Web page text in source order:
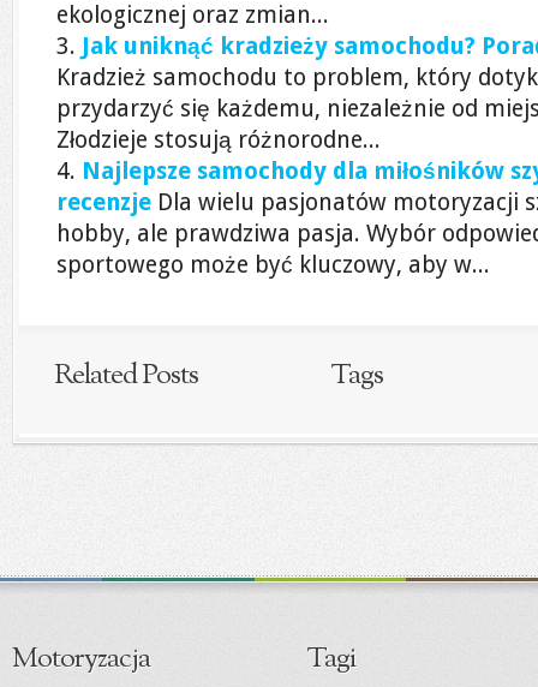
ekologicznej oraz zmian...
Jak uniknąć kradzieży samochodu?
Kradzież samochodu to problem, który
przydarzyć się każdemu, niezależnie od
Złodzieje stosują różnorodne...
Najlepsze samochody dla miłośników
recenzje Dla wielu pasjonatów motoryzacji
hobby, ale prawdziwa pasja. Wybór
sportowego może być kluczowy, aby w...
Related Posts Tags
Motoryzacja Tagi